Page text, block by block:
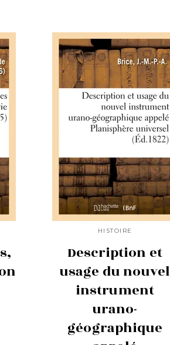
HISTOIRE
Description et
usage du nouvel
instrument
urano-
géographique